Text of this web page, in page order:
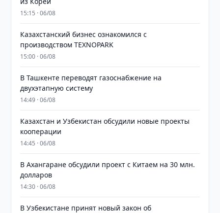
15:15 · 06/08
Казахстанский бизнес ознакомился с
производством TEXNOPARK
15:00 · 06/08
В Ташкенте переводят газоснабжение на
двухэтапную систему
14:49 · 06/08
Казахстан и Узбекистан обсудили новые проекты
кооперации
14:45 · 06/08
В Ахангаране обсудили проект с Китаем на 30 млн.
долларов
14:30 · 06/08
В Узбекистане принят новый закон об